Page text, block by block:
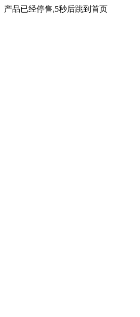
产品已经停售,5秒后跳到首页